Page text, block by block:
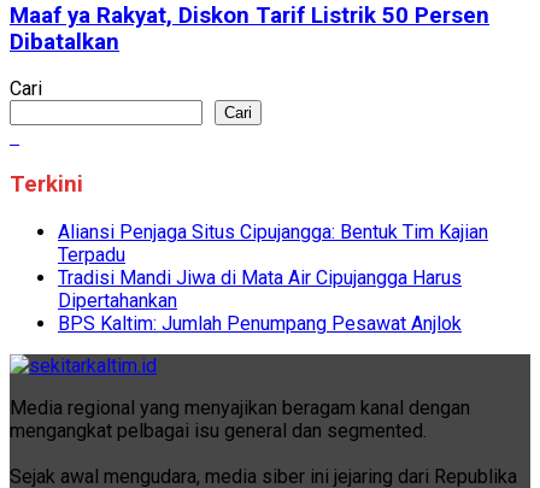
Maaf ya Rakyat, Diskon Tarif Listrik 50 Persen
Dibatalkan
Cari
Cari
Terkini
Aliansi Penjaga Situs Cipujangga: Bentuk Tim Kajian
Terpadu
Tradisi Mandi Jiwa di Mata Air Cipujangga Harus
Dipertahankan
BPS Kaltim: Jumlah Penumpang Pesawat Anjlok
Media regional yang menyajikan beragam kanal dengan
mengangkat pelbagai isu general dan segmented.
Sejak awal mengudara, media siber ini jejaring dari Republika